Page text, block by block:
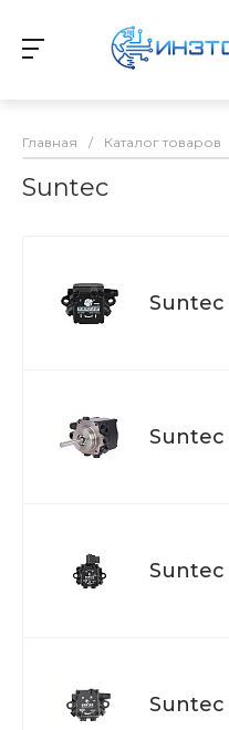
Главная / Каталог товаров
Suntec
Suntec
Suntec
Suntec
Suntec